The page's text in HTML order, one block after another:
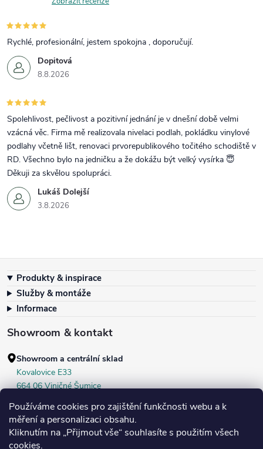
Používáme cookies pro zajištění funkčnosti webu a k
měření a personalizaci obsahu.
Kliknutím na „Přijmout vše“ souhlasíte s použitím všech
cookies.
Dopitová
8.8.2026
Rychlé, profesionální, jestem spokojna , doporučují.
Lukáš Dolejší
3.8.2026
Spolehlivost, pečlivost a pozitivní jednání je v dnešní době velmi
vzácná věc. Firma mě realizovala nivelaci podlah, pokládku vinylové
podlahy včetně lišt, renovaci prvorepublikového točitého schodiště v
RD. Všechno bylo na jedničku a že dokážu být velký vysírka 😇
Děkuji za skvělou spolupráci.
Produkty & inspirace
Služby & montáže
Informace
Showroom & kontakt
Showroom a centrální sklad
Kovalovice E33
664 06 Viničné Šumice
+420 604 536 499
Po–Pá:7:30–16:00